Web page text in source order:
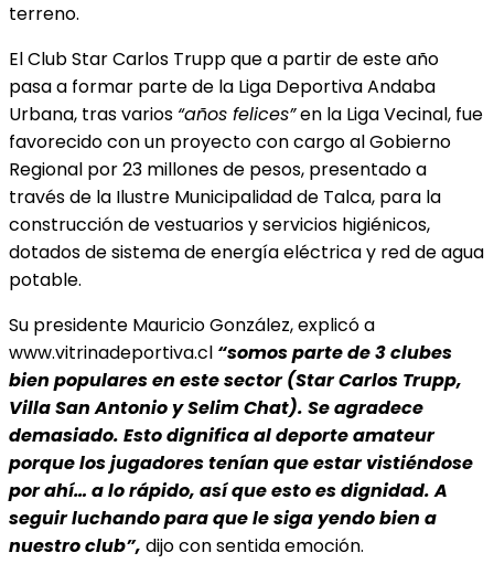
terreno.
El Club Star Carlos Trupp que a partir de este año
pasa a formar parte de la Liga Deportiva Andaba
Urbana, tras varios “años felices”en la LigaVecinal, fue
favorecido con un proyecto con cargo al Gobierno
Regional por 23 millones de pesos, presentado a
través de la Ilustre Municipalidad de Talca, para la
construcción de vestuarios y servicios higiénicos,
dotados de sistema de energía eléctrica y red de agua
potable.
Su presidente Mauricio González, explicó a
www.vitrinadeportiva.cl “somos parte de 3 clubes
bien populares en este sector (Star Carlos Trupp,
Villa San Antonio y Selim Chat). Se agradece
demasiado. Esto dignifica al deporte amateur
porque los jugadores tenían que estar vistiéndose
por ahí… a lo rápido, así que esto es dignidad. A
seguir luchando para que le siga yendo bien a
nuestro club”, dijo con sentida emoción.